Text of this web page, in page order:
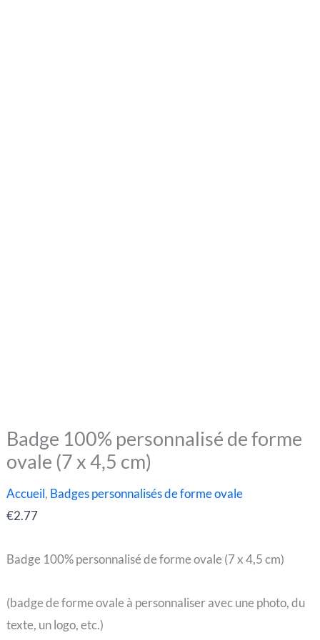
Badge 100% personnalisé de forme
ovale (7 x 4,5 cm)
Accueil, Badges personnalisés de forme ovale
€2.77
Badge 100% personnalisé de forme ovale (7 x 4,5 cm)
(badge de forme ovale à personnaliser avec une photo, du
texte, un logo, etc.)
quantité
de
forme
(7